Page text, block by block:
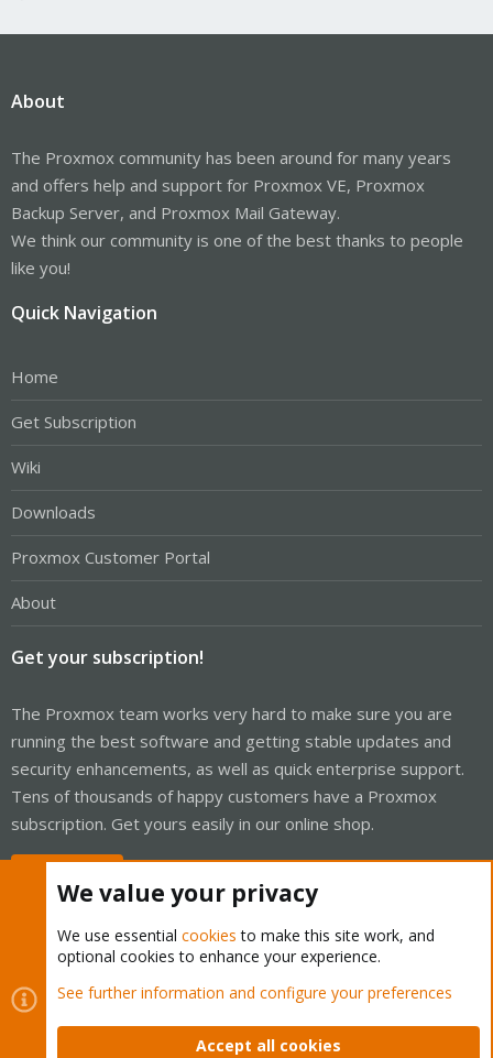
About
The Proxmox community has been around for many years
and offers help and support for Proxmox VE, Proxmox
Backup Server, and Proxmox Mail Gateway.
We think our community is one of the best thanks to people
like you!
Quick Navigation
Home
Get Subscription
Wiki
Downloads
Proxmox Customer Portal
About
Get your subscription!
The Proxmox team works very hard to make sure you are
running the best software and getting stable updates and
security enhancements, as well as quick enterprise support.
Tens of thousands of happy customers have a Proxmox
subscription. Get yours easily in our online shop.
Cookies
Proxmox Support Forum - Light Mode
Contact us
Terms and rules Privacy policy Help Home
We value your privacy
We use essential cookies to make this site work, and
optional cookies to enhance your experience.
See further information and configure your preferences
Accept all cookies